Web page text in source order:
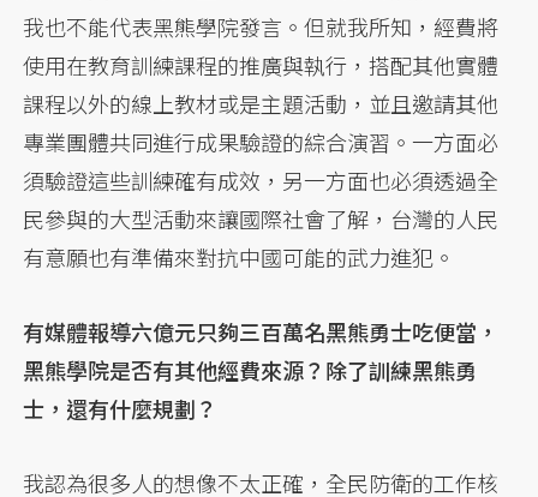
我也不能代表黑熊學院發言。但就我所知，經費將
使用在教育訓練課程的推廣與執行，搭配其他實體
課程以外的線上教材或是主題活動，並且邀請其他
專業團體共同進行成果驗證的綜合演習。一方面必
須驗證這些訓練確有成效，另一方面也必須透過全
民參與的大型活動來讓國際社會了解，台灣的人民
有意願也有準備來對抗中國可能的武力進犯。
有媒體報導六億元只夠三百萬名黑熊勇士吃便當，
黑熊學院是否有其他經費來源？除了訓練黑熊勇
士，還有什麼規劃？
我認為很多人的想像不太正確，全民防衛的工作核